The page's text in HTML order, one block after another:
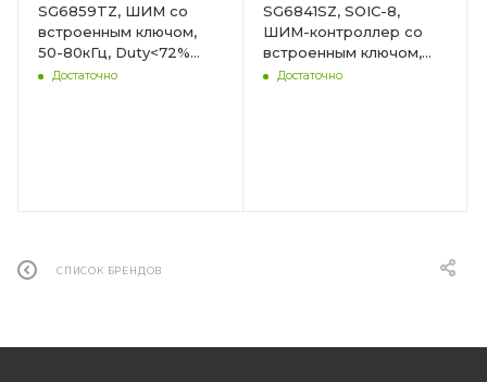
SG6859TZ, ШИМ со
встроенным ключом,
50-80кГц, Duty<72%
(Green-Mode)
Достаточно
SG6841SZ, SOIC-8,
ШИМ-контроллер со
встроенным ключом,
50-90кГц, Duty<80%
Достаточно
СПИСОК БРЕНДОВ